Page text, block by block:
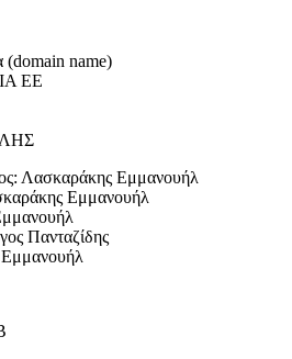
(domain name)
ΕΕ
Λασκαράκης Εμμανουήλ
Εμμανουήλ
Πανταζίδης
Εμμανουήλ